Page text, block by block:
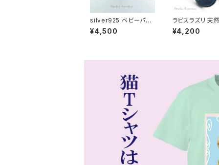
silver925 ベビーパー
ル ネックレス オースト
リア製クリスタルパール
¥4,500
ラピスラズリ 天
フスボタン kf-
¥4,200